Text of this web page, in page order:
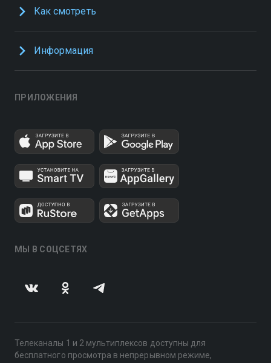
Как смотреть
Информация
ПРИЛОЖЕНИЯ
МЫ В СОЦСЕТЯХ
Телеканалы 1 и 2 мультиплексов доступны для
бесплатного просмотра в непрерывном режиме,